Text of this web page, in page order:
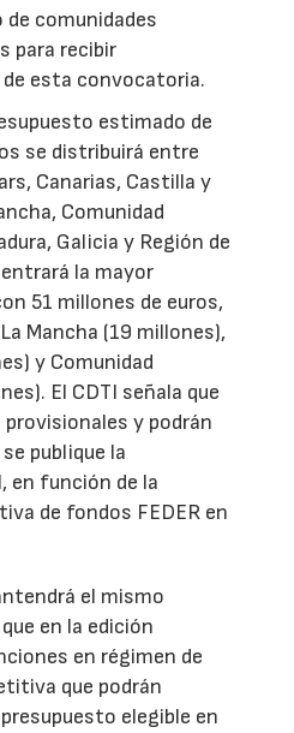
de comunidades
para recibir
esta convocatoria.
estimado de
se distribuirá entre
Canarias, Castilla y
Comunidad
Galicia y Región de
la mayor
51 millones de euros,
Mancha (19 millones),
y Comunidad
El CDTI señala que
y podrán
publique la
en función de la
de fondos FEDER en
el mismo
en la edición
en régimen de
que podrán
elegible en